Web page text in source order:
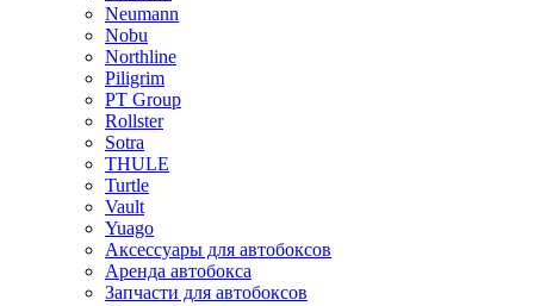
Neumann
Nobu
Northline
Piligrim
PT Group
Rollster
Sotra
THULE
Turtle
Vault
Yuago
Аксессуары для автобоксов
Аренда автобокса
Запчасти для автобоксов